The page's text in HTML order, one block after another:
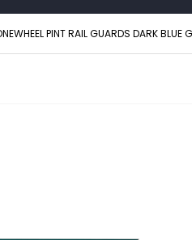
PINT RAIL GUARDS DARK BLUE